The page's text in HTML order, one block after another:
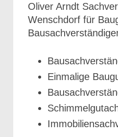
Oliver Arndt
Wenschdorf für
Einmalige